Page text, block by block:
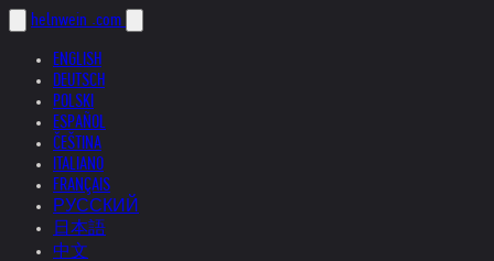
helnwein .com
ENGLISH
DEUTSCH
POLSKI
ESPAÑOL
ČEŠTINA
ITALIANO
FRANÇAIS
РУССКИЙ
日本語
中文